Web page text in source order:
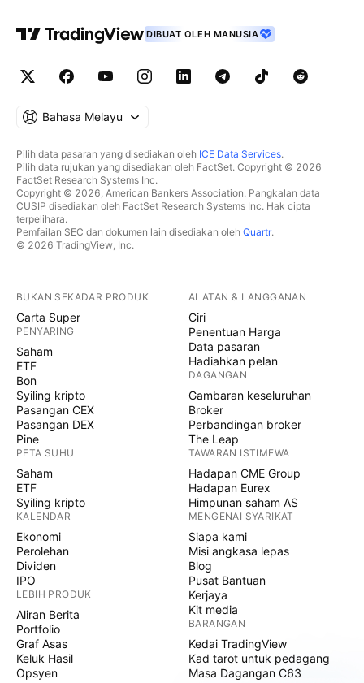
DIBUAT OLEH MANUSIA
Bahasa Melayu
Pilih data pasaran yang disediakan oleh ICE Data Services.
Pilih data rujukan yang disediakan oleh FactSet. Copyright © 2026
FactSet Research Systems Inc.
Copyright © 2026, American Bankers Association. Pangkalan data
CUSIP disediakan oleh FactSet Research Systems Inc. Hak cipta
terpelihara.
Pemfailan SEC dan dokumen lain disediakan oleh Quartr.
© 2026 TradingView, Inc.
BUKAN SEKADAR PRODUK
Carta Super
PENYARING
Saham
ETF
Bon
Syiling kripto
Pasangan CEX
Pasangan DEX
Pine
PETA SUHU
Saham
ETF
Syiling kripto
KALENDAR
Ekonomi
Perolehan
Dividen
IPO
LEBIH PRODUK
Aliran Berita
Portfolio
Graf Asas
Keluk Hasil
Opsyen
ALATAN & LANGGANAN
Ciri
Penentuan Harga
Data pasaran
Hadiahkan pelan
DAGANGAN
Gambaran keseluruhan
Broker
Perbandingan broker
The Leap
TAWARAN ISTIMEWA
Hadapan CME Group
Hadapan Eurex
Himpunan saham AS
MENGENAI SYARIKAT
Siapa kami
Misi angkasa lepas
Blog
Pusat Bantuan
Kerjaya
Kit media
BARANGAN
Kedai TradingView
Kad tarot untuk pedagang
Masa Dagangan C63